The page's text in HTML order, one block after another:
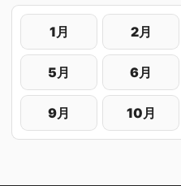
1月 2月
5月 6月
9月 10月